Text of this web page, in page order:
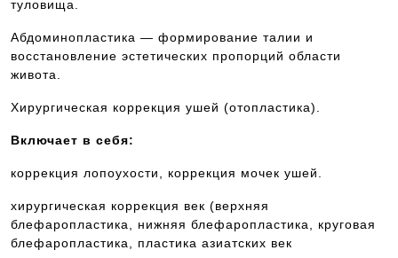
туловища.
Абдоминопластика — формирование талии и
восстановление эстетических пропорций области
живота.
Хирургическая коррекция ушей (отопластика).
Включает в себя:
коррекция лопоухости, коррекция мочек ушей.
хирургическая коррекция век (верхняя
блефаропластика, нижняя блефаропластика, круговая
блефаропластика, пластика азиатских век